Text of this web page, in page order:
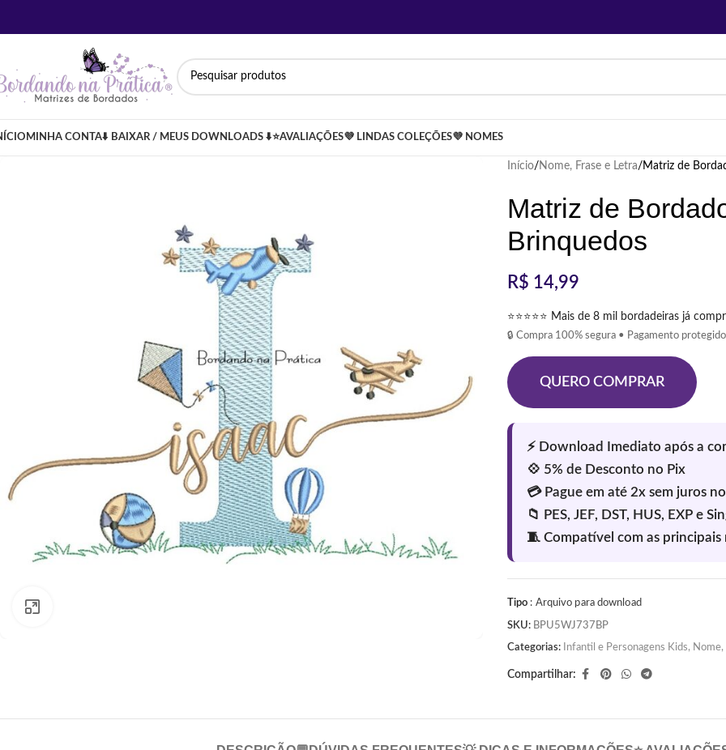
MINHA CONTA⬇️ BAIXAR / MEUS DOWNLOADS ⬇️⭐AVALIAÇÕES💜 LINDAS COLEÇÕES💜 NOMES
Início Nome, Frase e Letra Matriz de
Matriz de
Brinquedos
R$ 14,99
⭐⭐⭐⭐⭐ Mais de 8 mil bordadeiras já
🔒 Compra 100% segura • Pagamento
QUERO COMPRAR
Tipo : Arquivo para download
SKU: BPU5WJ737BP
Categorias: Infantil e Personagens Kids, Nome,
Compartilhar: